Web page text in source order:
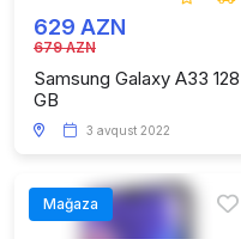
629 AZN
679 AZN
Samsung Galaxy A33 128
GB
3 avqust 2022
Mağaza